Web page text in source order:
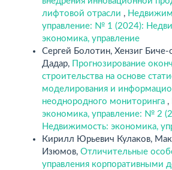
лифтовой отрасли ,
управление: № 1 (2024):
экономика, управление
Сергей Болотин, Хензиг
Дадар,
Прогнозирование
строительства на основе
моделирования и
неоднородного мониторинга ,
экономика, управление: № 2
Недвижимость: экономика,
Кирилл Юрьевич Кулаков,
Изюмов, Отличительные
управления корпоративными